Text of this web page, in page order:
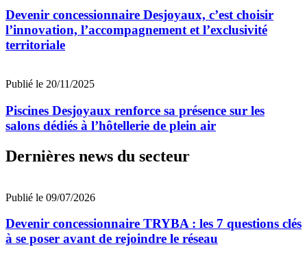
Devenir concessionnaire Desjoyaux, c’est choisir
l’innovation, l’accompagnement et l’exclusivité
territoriale
Publié le 20/11/2025
Piscines Desjoyaux renforce sa présence sur les
salons dédiés à l’hôtellerie de plein air
Dernières news du secteur
Publié le 09/07/2026
Devenir concessionnaire TRYBA : les 7 questions clés
à se poser avant de rejoindre le réseau